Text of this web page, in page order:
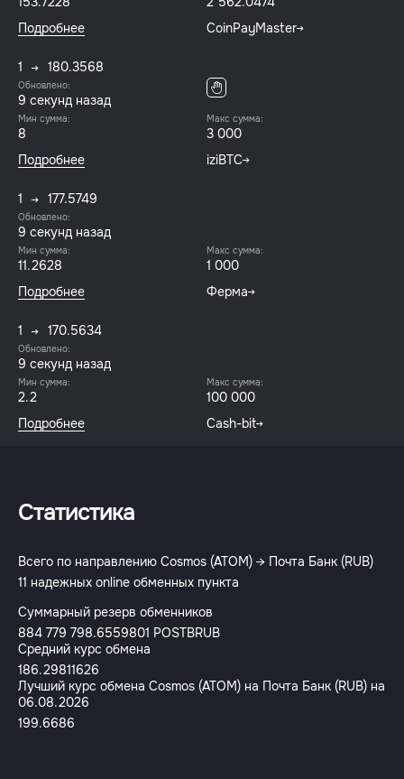
Подробнее
CoinPayMaster
1 180.3568
Обновлено:
9 секунд назад
Мин сумма:
8
Макс сумма:
3 000
Подробнее
iziBTC
1 177.5749
Обновлено:
9 секунд назад
Мин сумма:
11.2628
Макс сумма:
1 000
Подробнее
Ферма
1 170.5634
Обновлено:
9 секунд назад
Мин сумма:
2.2
Макс сумма:
100 000
Подробнее
Cash-bit
Статистика
Всего по направлению Cosmos (ATOM) → Почта Банк (RUB)
11 надежных online обменных пункта
Суммарный резерв обменников
884 779 798.6559801 POSTBRUB
Средний курс обмена
186.29811626
Лучший курс обмена Cosmos (ATOM) на Почта Банк (RUB) на
06.08.2026
199.6686